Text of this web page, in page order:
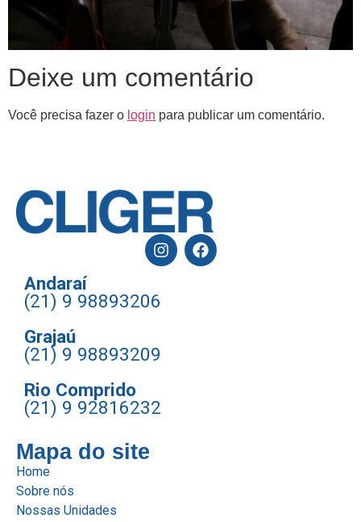
Deixe um comentário
Você precisa fazer o login para publicar um comentário.
Andaraí
(21) 9 98893206
Grajaú
(21) 9 98893209
Rio Comprido
(21) 9 92816232
Mapa do site
Home
Sobre nós
Nossas Unidades